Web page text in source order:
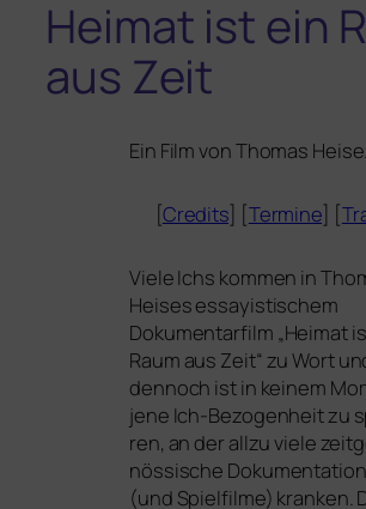
Heimat ist ein
aus Zeit
Ein Film von Thomas Heise.
[Credits] [Termine] [
Viele Ichs kom­men in
Heises essay­is­ti­schem
Dokumentarfilm „Heimat
Raum aus Zeit“ zu Wort
den­noch ist in kei­nem
jene Ich-Bezogenheit zu
ren, an der all­zu vie­le
nös­si­sche
(und Spielfilme) kran­ken.